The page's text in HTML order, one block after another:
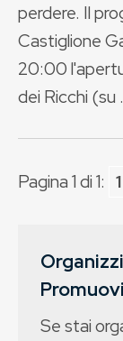
perdere. Il
Castiglione
20:00
dei Ricchi (su
Pagina 1 di 1: 1
Se stai